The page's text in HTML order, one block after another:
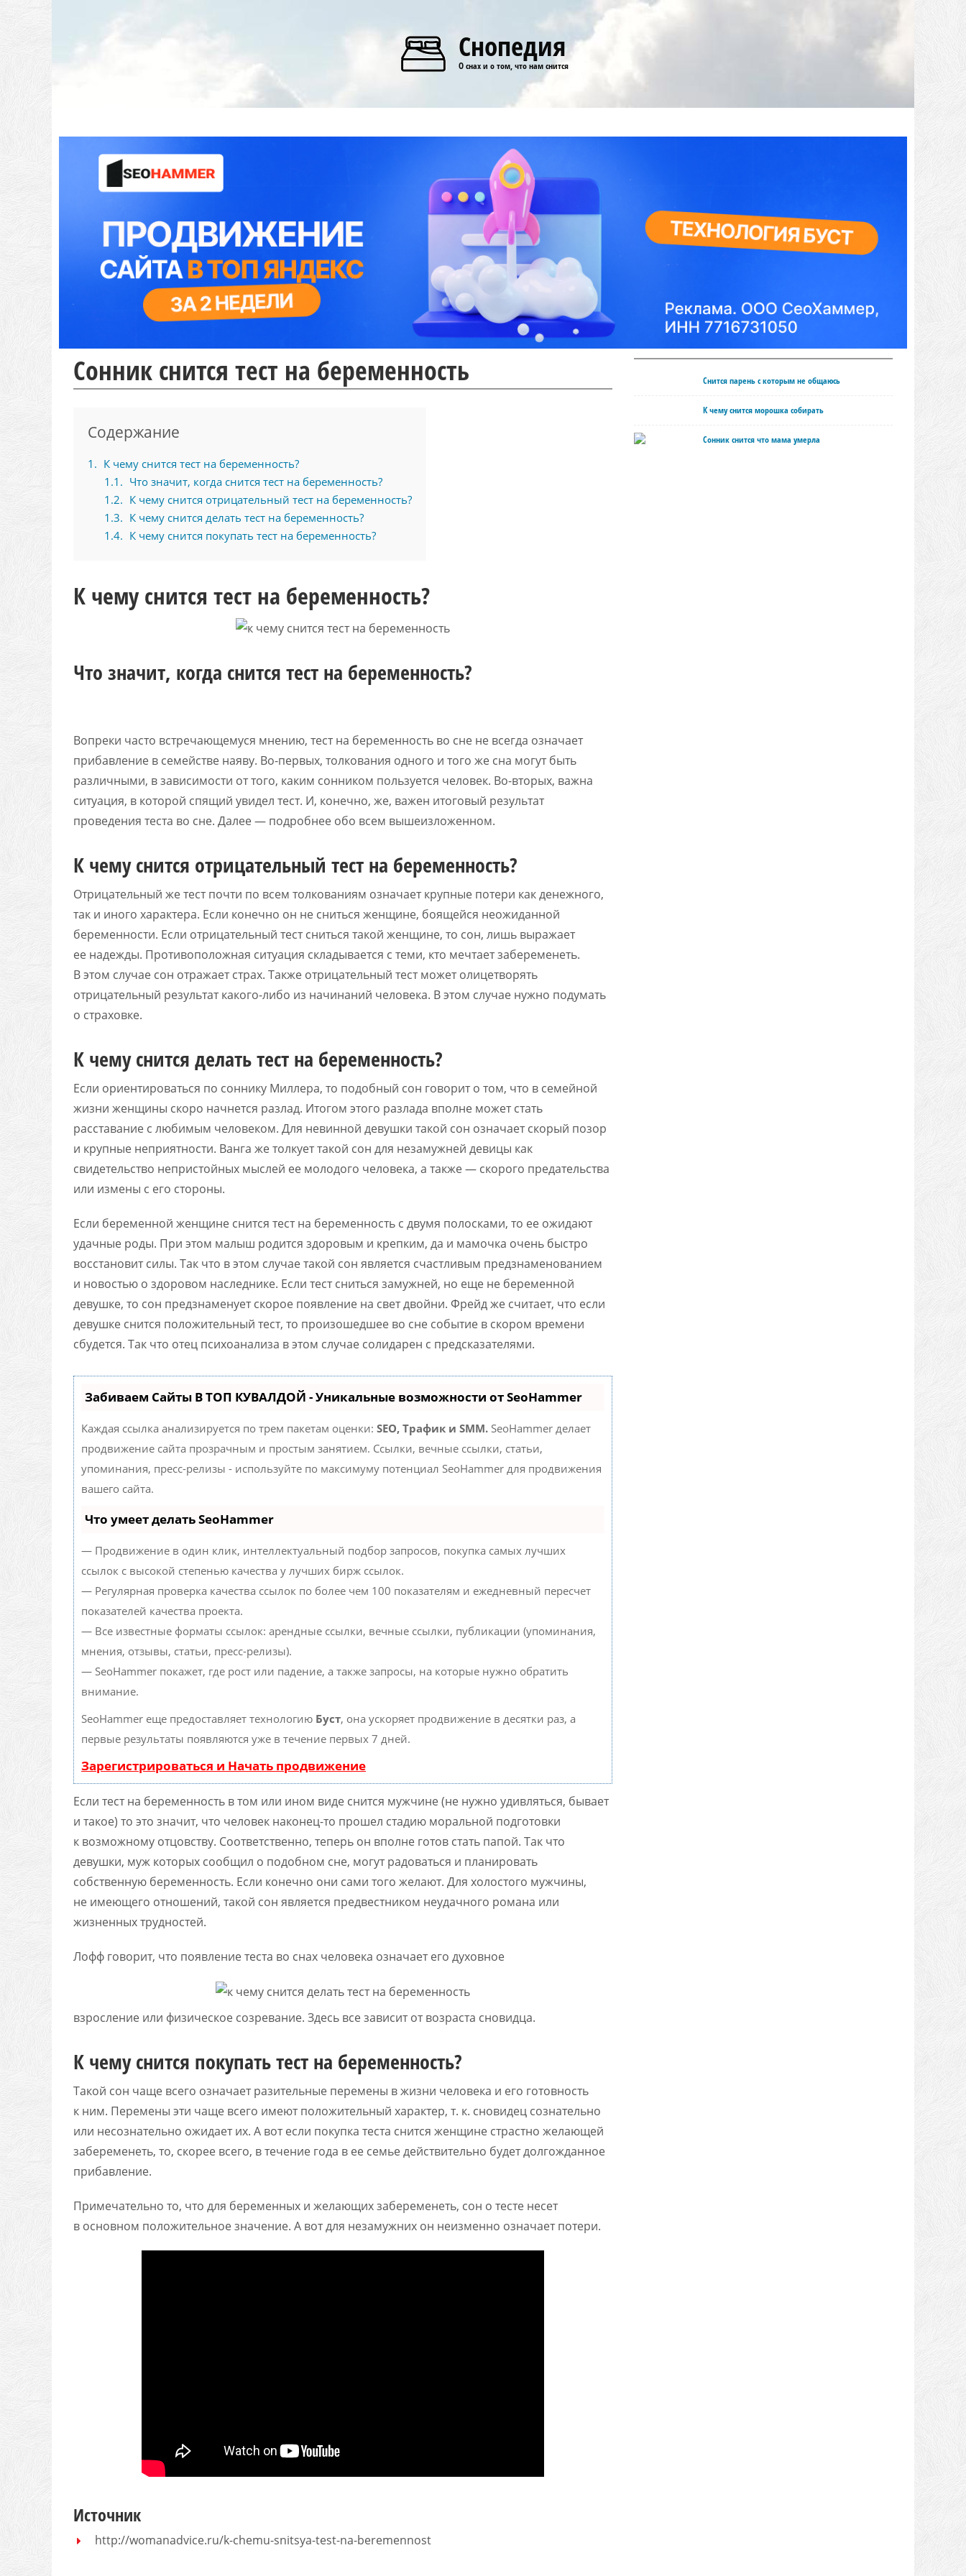
Снопедия
О снах и о том, что нам снится
Сонник снится тест на беременность
Содержание
1
К чему снится тест на беременность?
1.1
Что значит, когда снится тест на беременность?
1.2
К чему снится отрицательный тест на беременность?
1.3
К чему снится делать тест на беременность?
1.4
К чему снится покупать тест на беременность?
К чему снится тест на беременность?
Что значит, когда снится тест на беременность?
Вопреки часто встречающемуся мнению, тест на беременность во сне не всегда означает
прибавление в семействе наяву. Во-первых, толкования одного и того же сна могут быть
различными, в зависимости от того, каким сонником пользуется человек. Во-вторых, важна
ситуация, в которой спящий увидел тест. И, конечно, же, важен итоговый результат
проведения теста во сне. Далее — подробнее обо всем вышеизложенном.
К чему снится отрицательный тест на беременность?
Отрицательный же тест почти по всем толкованиям означает крупные потери как денежного,
так и иного характера. Если конечно он не сниться женщине, боящейся неожиданной
беременности. Если отрицательный тест сниться такой женщине, то сон, лишь выражает
ее надежды. Противоположная ситуация складывается с теми, кто мечтает забеременеть.
В этом случае сон отражает страх. Также отрицательный тест может олицетворять
отрицательный результат какого-либо из начинаний человека. В этом случае нужно подумать
о страховке.
К чему снится делать тест на беременность?
Если ориентироваться по соннику Миллера, то подобный сон говорит о том, что в семейной
жизни женщины скоро начнется разлад. Итогом этого разлада вполне может стать
расставание с любимым человеком. Для невинной девушки такой сон означает скорый позор
и крупные неприятности. Ванга же толкует такой сон для незамужней девицы как
свидетельство непристойных мыслей ее молодого человека, а также — скорого предательства
или измены с его стороны.
Если беременной женщине снится тест на беременность с двумя полосками, то ее ожидают
удачные роды. При этом малыш родится здоровым и крепким, да и мамочка очень быстро
восстановит силы. Так что в этом случае такой сон является счастливым предзнаменованием
и новостью о здоровом наследнике. Если тест сниться замужней, но еще не беременной
девушке, то сон предзнаменует скорое появление на свет двойни. Фрейд же считает, что если
девушке снится положительный тест, то произошедшее во сне событие в скором времени
сбудется. Так что отец психоанализа в этом случае солидарен с предсказателями.
Забиваем Сайты В ТОП КУВАЛДОЙ - Уникальные возможности от SeoHammer
Каждая ссылка анализируется по трем пакетам оценки: SEO, Трафик и SMM. SeoHammer делает
продвижение сайта прозрачным и простым занятием. Ссылки, вечные ссылки, статьи,
упоминания, пресс-релизы - используйте по максимуму потенциал SeoHammer для продвижения
вашего сайта.
Что умеет делать SeoHammer
— Продвижение в один клик, интеллектуальный подбор запросов, покупка самых лучших
ссылок с высокой степенью качества у лучших бирж ссылок.
— Регулярная проверка качества ссылок по более чем 100 показателям и ежедневный пересчет
показателей качества проекта.
— Все известные форматы ссылок: арендные ссылки, вечные ссылки, публикации (упоминания,
мнения, отзывы, статьи, пресс-релизы).
— SeoHammer покажет, где рост или падение, а также запросы, на которые нужно обратить
внимание.
SeoHammer еще предоставляет технологию Буст, она ускоряет продвижение в десятки раз, а
первые результаты появляются уже в течение первых 7 дней.
Зарегистрироваться и Начать продвижение
Если тест на беременность в том или ином виде снится мужчине (не нужно удивляться, бывает
и такое) то это значит, что человек наконец-то прошел стадию моральной подготовки
к возможному отцовству. Соответственно, теперь он вполне готов стать папой. Так что
девушки, муж которых сообщил о подобном сне, могут радоваться и планировать
собственную беременность. Если конечно они сами того желают. Для холостого мужчины,
не имеющего отношений, такой сон является предвестником неудачного романа или
жизненных трудностей.
Лофф говорит, что появление теста во снах человека означает его духовное
взросление или физическое созревание. Здесь все зависит от возраста сновидца.
К чему снится покупать тест на беременность?
Такой сон чаще всего означает разительные перемены в жизни человека и его готовность
к ним. Перемены эти чаще всего имеют положительный характер, т. к. сновидец сознательно
или несознательно ожидает их. А вот если покупка теста снится женщине страстно желающей
забеременеть, то, скорее всего, в течение года в ее семье действительно будет долгожданное
прибавление.
Примечательно то, что для беременных и желающих забеременеть, сон о тесте несет
в основном положительное значение. А вот для незамужних он неизменно означает потери.
Источник
http://womanadvice.ru/k-chemu-snitsya-test-na-beremennost
Снится парень с которым не общаюсь
К чему снится морошка собирать
Сонник снится что мама умерла